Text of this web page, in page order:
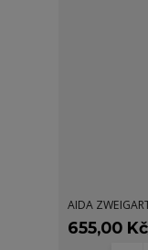
AIDA
655,00 Kč